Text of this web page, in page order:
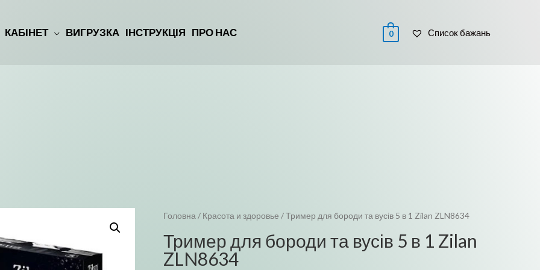
КАБІНЕТ ВИГРУЗКА ІНСТРУКЦІЯ ПРО НАС 0 Список бажань
Головна / Красота и здоровье / Тример для бороди та вусів 5 в 1 Zilan ZLN8634
Тример для бороди та вусів 5 в 1 Zilan
ZLN8634